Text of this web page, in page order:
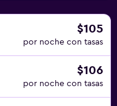
$105
por noche con tasas
$106
por noche con tasas